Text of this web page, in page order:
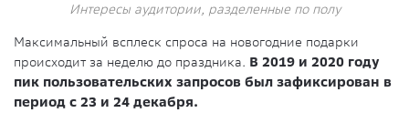
Интересы аудитории, разделенные по полу
Максимальный всплеск спроса на новогодние подарки
происходит за неделю до праздника. В 2019 и 2020 году
пик пользовательских запросов был зафиксирован в
период с 23 и 24 декабря.